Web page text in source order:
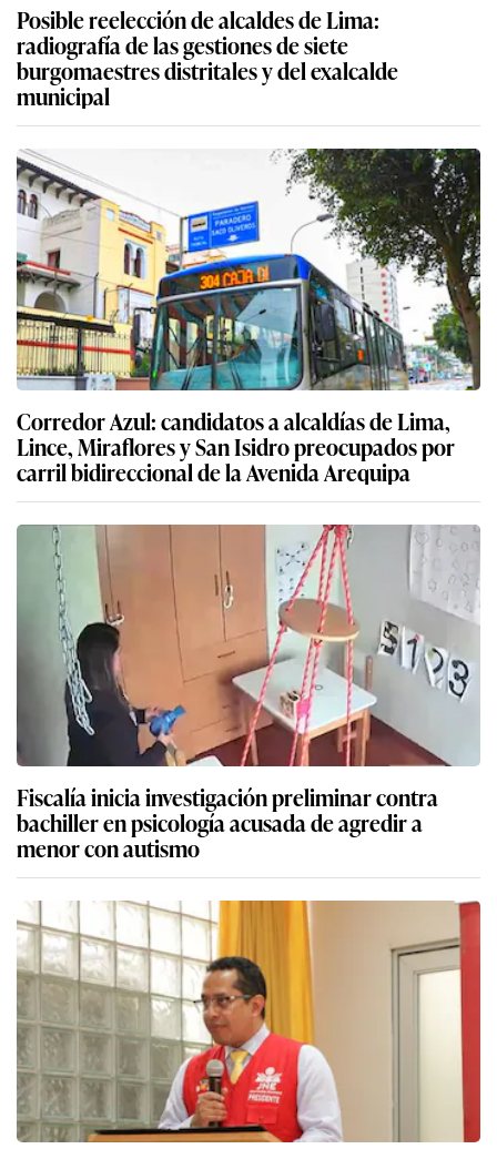
Posible reelección de alcaldes de Lima:
radiografía de las gestiones de siete
burgomaestres distritales y del exalcalde
municipal
Corredor Azul: candidatos a alcaldías de Lima,
Lince, Miraflores y San Isidro preocupados por
carril bidireccional de la Avenida Arequipa
Fiscalía inicia investigación preliminar contra
bachiller en psicología acusada de agredir a
menor con autismo